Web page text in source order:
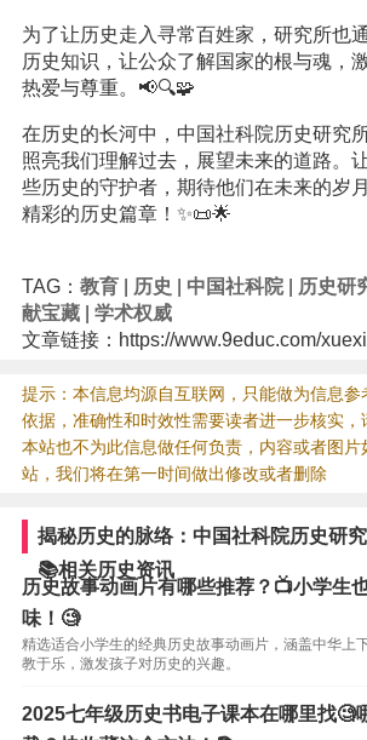
为了让历史走入寻常百姓家，研究所也
历史知识，让公众了解国家的根与魂，
热爱与尊重。📢🔍🧩
在历史的长河中，中国社科院历史研究
照亮我们理解过去，展望未来的道路。
些历史的守护者，期待他们在未来的岁
精彩的历史篇章！✨📜🌟
TAG： 教育| 历史 中国社科院| 历史研
献宝藏| 学术权威
文章链接：https://www.9educ.com/
提示：本信息均源自互联网，只能做为信息
依据，准确性和时效性需要读者进一步核实，
本站也不为此信息做任何负责，内容或者图片
站，我们将在第一时间做出修改或者删除
揭秘历史的脉络：中国社科院历史研
📚相关历史资讯
历史故事动画片有哪些推荐？📺小学生
味！🧐
精选适合小学生的经典历史故事动画片，涵盖中华上
教于乐，激发孩子对历史的兴趣。
2025七年级历史书电子课本在哪里找🧐